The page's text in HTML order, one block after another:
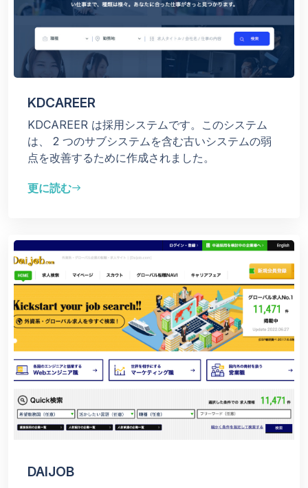
KDCAREER
KDCAREER は採用システムです。このシステム
は、 2 つのサブシステムを含む古いシステムの弱
点を改善するために作成されました。
更に読むeast
DAIJOB